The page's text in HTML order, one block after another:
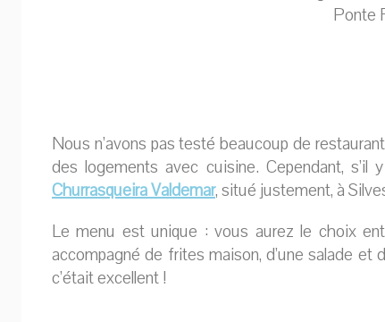
Ponte
Nous n’avons pas testé beaucoup de
des logements avec cuisine. Cependant,
Churrasqueira Valdemar, situé justement, à
Le menu est unique : vous aurez le choix
accompagné de frites maison, d’une salade et
c’était excellent !